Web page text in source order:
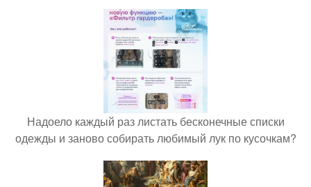
Надоело каждый раз листать бесконечные списки
одежды и заново собирать любимый лук по кусочкам?